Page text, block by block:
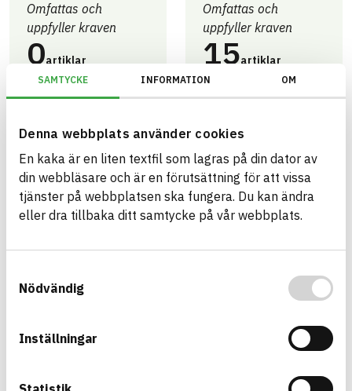
SAMTYCKE INFORMATION OM
Denna webbplats använder cookies
En kaka är en liten textfil som lagras på din dator av
din webbläsare och är en förutsättning för att vissa
tjänster på webbplatsen ska fungera. Du kan ändra
eller dra tillbaka ditt samtycke på vår webbplats.
Nödvändig
Inställningar
Omfattas och
uppfyller kraven
0artiklar
Omfattas och
uppfyller kraven
15artiklar
Miljöbyggnad -
Generation 4.X
Utomhus - Brons
0artiklar
Miljöbyggnad -
Generation 4.X
Utomhus - Guld
15artiklar
Grupp A – Tillåten
15artiklar